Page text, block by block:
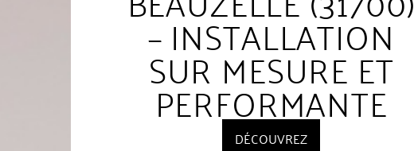
– INSTALLATION
SUR MESURE ET
PERFORMANTE
DÉCOUVREZ